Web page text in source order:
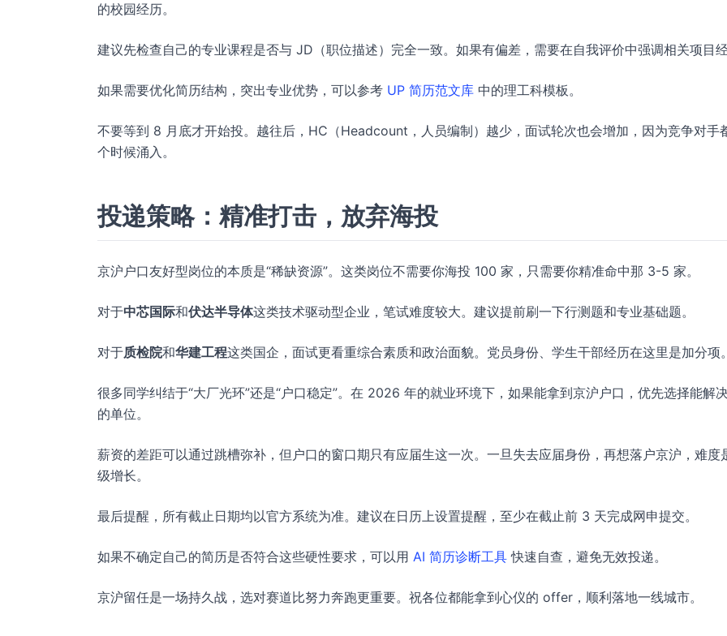
的校园经历。
建议先检查自己的专业课程是否与 JD（职位描述）完全一致。如果有偏差，需要在自我评价中强调相关项目经
如果需要优化简历结构，突出专业优势，可以参考 UP 简历范文库 中的理工科模板。
不要等到 8 月底才开始投。越往后，HC（Headcount，人员编制）越少，面试轮次也会增加，因为竞争对手
个时候涌入。
投递策略：精准打击，放弃海投
京沪户口友好型岗位的本质是“稀缺资源”。这类岗位不需要你海投 100 家，只需要你精准命中那 3-5 家。
对于中芯国际和伏达半导体这类技术驱动型企业，笔试难度较大。建议提前刷一下行测题和专业基础题。
对于质检院和华建工程这类国企，面试更看重综合素质和政治面貌。党员身份、学生干部经历在这里是加分项。
很多同学纠结于“大厂光环”还是“户口稳定”。在 2026 年的就业环境下，如果能拿到京沪户口，优先选择能解
的单位。
薪资的差距可以通过跳槽弥补，但户口的窗口期只有应届生这一次。一旦失去应届身份，再想落户京沪，难度
级增长。
最后提醒，所有截止日期均以官方系统为准。建议在日历上设置提醒，至少在截止前 3 天完成网申提交。
如果不确定自己的简历是否符合这些硬性要求，可以用 AI 简历诊断工具 快速自查，避免无效投递。
京沪留任是一场持久战，选对赛道比努力奔跑更重要。祝各位都能拿到心仪的 offer，顺利落地一线城市。